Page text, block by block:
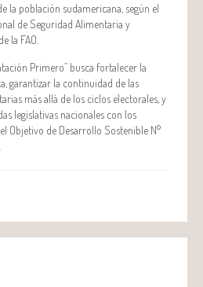
la población sudamericana, según el
de Seguridad Alimentaria y
la FAO.
Primero” busca fortalecer la
garantizar la continuidad de las
más allá de los ciclos electorales, y
legislativas nacionales con los
Objetivo de Desarrollo Sostenible N°